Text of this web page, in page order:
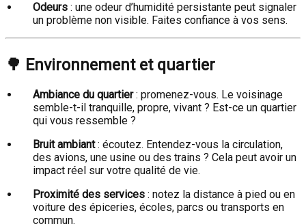
Odeurs : une odeur d’humidité persistante peut signaler
un problème non visible. Faites confiance à vos sens.
🌳 Environnement et quartier
Ambiance du quartier: promenez-vous. Le voisinage
semble-t-il tranquille, propre, vivant ? Est-ce un quartier
qui vous ressemble ?
Bruit ambiant: écoutez. Entendez-vous la circulation,
des avions, une usine ou des trains ? Cela peut avoir un
impact réel sur votre qualité de vie.
Proximité des services : notez la distance à pied ou en
voiture des épiceries, écoles, parcs ou transports en
commun.